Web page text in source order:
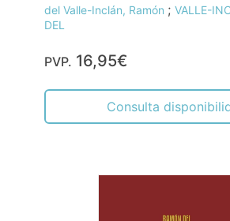
del Valle-Inclán, Ramón ; VALLE-
DEL
PVP. 16,95€
Consulta